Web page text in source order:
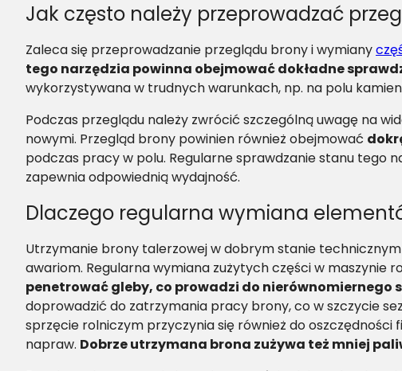
Jak często należy przeprowadzać
Zaleca się przeprowadzanie przeglądu brony i wymiany
tego narzędzia powinna obejmować dokładne
wykorzystywana w trudnych warunkach, np. na polu
Podczas przeglądu należy zwrócić szczególną uwagę na
nowymi. Przegląd brony powinien również obejmować
podczas pracy w polu. Regularne sprawdzanie stanu tego
zapewnia odpowiednią wydajność​.
Dlaczego regularna wymiana
Utrzymanie brony talerzowej w dobrym stanie
awariom. Regularna wymiana zużytych części w maszynie
penetrować gleby, co prowadzi do nierównomiernego
doprowadzić do zatrzymania pracy brony, co w szczycie
sprzęcie rolniczym przyczynia się również do
napraw. Dobrze utrzymana brona zużywa też mniej